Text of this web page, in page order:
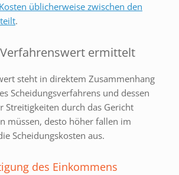
üblicherweise zwischen den
.
ermittelt
steht in direktem Zusammenhang
Scheidungsverfahrens und dessen
Streitigkeiten durch das Gericht
müssen, desto höher fallen im
Scheidungskosten aus.
des Einkommens